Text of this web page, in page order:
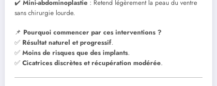
✔️ Mini-abdominoplastie : Retend légèrement la peau du ventre
sans chirurgie lourde.
📌 Pourquoi commencer par ces interventions ?
✅ Résultat naturel et progressif.
✅ Moins de risques que des implants.
✅ Cicatrices discrètes et récupération modérée.